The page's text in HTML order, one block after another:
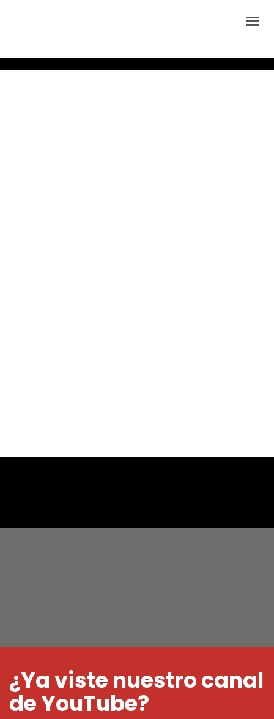
¿Ya viste nuestro canal
de YouTube?